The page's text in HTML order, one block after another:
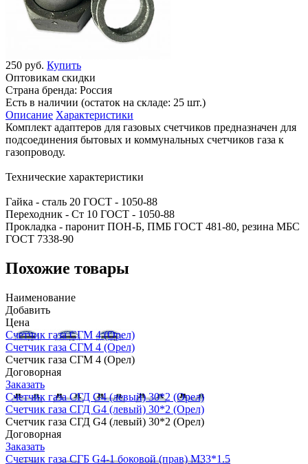
250 руб. Купить
Оптовикам скидки
Страна бренда: Россия
Есть в наличии (остаток на складе: 25 шт.)
Описание Характеристики
Комплект адаптеров для газовых счетчиков предназначен для
подсоединения бытовых и коммунальных счетчиков газа к
газопроводу.
Технические характеристики
Гайка - сталь 20 ГОСТ - 1050-88
Переходник - Ст 10 ГОСТ - 1050-88
Прокладка - паронит ПОН-Б, ПМБ ГОСТ 481-80, резина МБС
ГОСТ 7338-90
Похожие товары
Наименование
Добавить
Цена
Счетчик газа СГМ 4 (Орел)
Счетчик газа СГМ 4 (Орел)
Счетчик газа СГМ 4 (Орел)
Договорная
Заказать
Счетчик газа СГД G4 (левый) 30*2 (Орел)
Счетчик газа СГД G4 (левый) 30*2 (Орел)
Счетчик газа СГД G4 (левый) 30*2 (Орел)
Договорная
Заказать
Счетчик газа СГБ G4-1 боковой (прав) М33*1.5